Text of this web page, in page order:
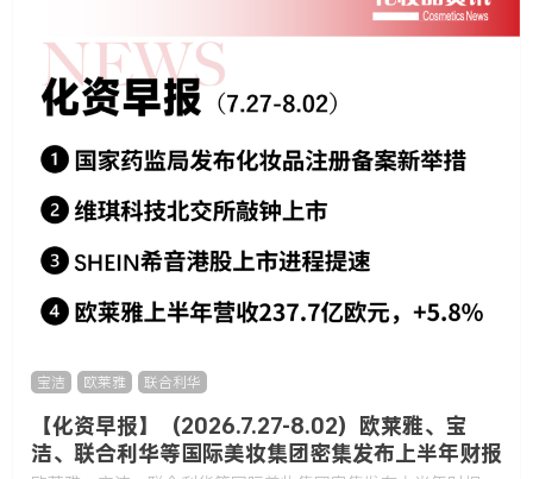
宝洁 欧莱雅 联合利华
【化资早报】（2026.7.27-8.02）欧莱雅、宝
洁、联合利华等国际美妆集团密集发布上半年财报